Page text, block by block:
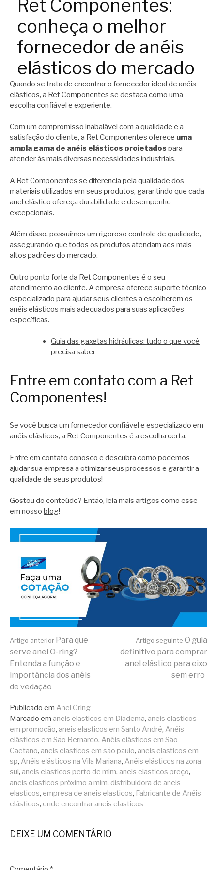
Ret Componentes:
conheça o melhor
fornecedor de anéis
elásticos do mercado
Quando se trata de encontrar o fornecedor ideal de anéis
elásticos, a Ret Componentes se destaca como uma
escolha confiável e experiente.
Com um compromisso inabalável com a qualidade e a
satisfação do cliente, a Ret Componentes oferece uma
ampla gama de anéis elásticos projetados para
atender às mais diversas necessidades industriais.
A Ret Componentes se diferencia pela qualidade dos
materiais utilizados em seus produtos, garantindo que cada
anel elástico ofereça durabilidade e desempenho
excepcionais.
Além disso, possuímos um rigoroso controle de qualidade,
assegurando que todos os produtos atendam aos mais
altos padrões do mercado.
Outro ponto forte da Ret Componentes é o seu
atendimento ao cliente. A empresa oferece suporte técnico
especializado para ajudar seus clientes a escolherem os
anéis elásticos mais adequados para suas aplicações
específicas.
Guia das gaxetas hidráulicas: tudo o que você
precisa saber
Entre em contato com a Ret
Componentes!
Se você busca um fornecedor confiável e especializado em
anéis elásticos, a Ret Componentes é a escolha certa.
Entre em contato conosco e descubra como podemos
ajudar sua empresa a otimizar seus processos e garantir a
qualidade de seus produtos!
Gostou do conteúdo? Então, leia mais artigos como esse
em nosso blog!
Continue lendo
Artigo anterior Para que
serve anel O-ring?
Entenda a função e
importância dos anéis
de vedação
Artigo seguinte O guia
definitivo para comprar
anel elástico para eixo
sem erro
Publicado em Anel Oring
Marcado em aneis elasticos em Diadema, aneis elasticos
em promoção, aneis elasticos em Santo André, Anéis
elásticos em São Bernardo, Anéis elásticos em São
Caetano, aneis elasticos em são paulo, aneis elasticos em
sp, Anéis elásticos na Vila Mariana, Anéis elásticos na zona
sul, aneis elasticos perto de mim, aneis elasticos preço,
aneis elasticos próximo a mim, distribuidora de aneis
elasticos, empresa de aneis elasticos, Fabricante de Anéis
elásticos, onde encontrar aneis elasticos
DEIXE UM COMENTÁRIO